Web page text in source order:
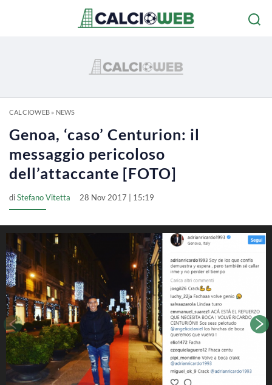
CALCIOWEB» NEWS
Genoa, ‘caso’ Centurion: il
messaggio pericoloso
dell’attaccante [FOTO]
diStefano Vitetta 28 Nov 2017 | 15:19